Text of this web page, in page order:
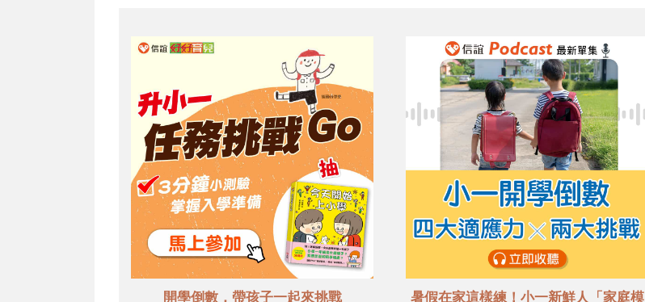
開學倒數，帶孩子一起來挑戰 暑假在家這樣練！小一新鮮人「家庭模